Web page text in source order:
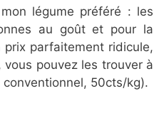
légume préféré : les
au goût et pour la
parfaitement ridicule,
pouvez les trouver à
50cts/kg).